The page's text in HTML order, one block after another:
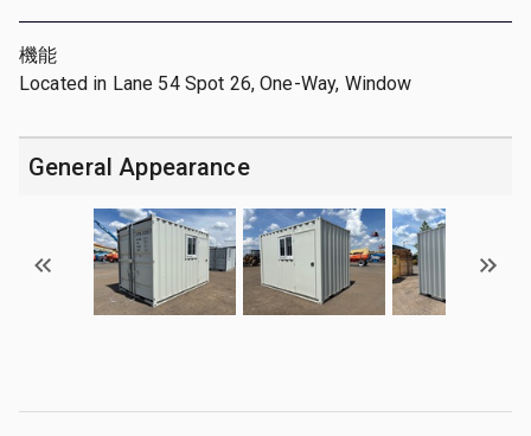
機能
Located in Lane 54 Spot 26, One-Way, Window
General Appearance